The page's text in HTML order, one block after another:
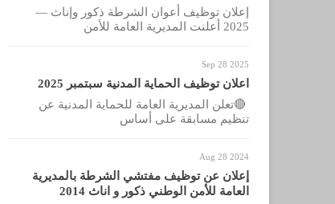
إعلان توظيف أعوان الشرطة ذكور وإناث —
2025 أعلنت المديرية العامة للأمن
Sep 28 2025
اعلان توظيف الحماية المدنية سبتمبر 2025
🔴تعلن المديرية العامة للحماية المدنية عن
تنظيم مسابقة على أساس
Aug 28 2024
إعلان عن توظيف مفتشي الشرطة بالمديرية
العامة للأمن الوطني ذكور و اناث 2014